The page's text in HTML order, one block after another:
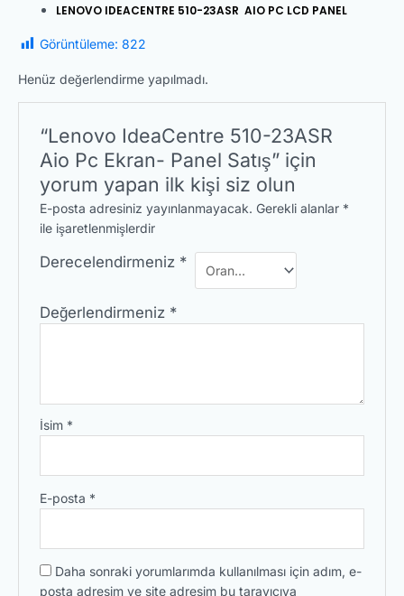
LENOVO IDEACENTRE 510-23ASR AIO PC LCD PANEL
Görüntüleme: 822
Henüz değerlendirme yapılmadı.
“Lenovo IdeaCentre 510-23ASR
Aio Pc Ekran- Panel Satış” için
yorum yapan ilk kişi siz olun
E-posta adresiniz yayınlanmayacak. Gerekli alanlar *
ile işaretlenmişlerdir
Derecelendirmeniz *
Değerlendirmeniz *
İsim *
E-posta *
Daha sonraki yorumlarımda kullanılması için adım, e-
posta adresim ve site adresim bu tarayıcıya